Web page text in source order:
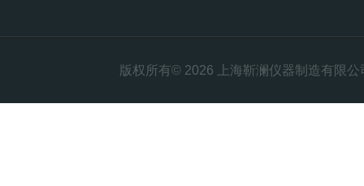
版权所有© 2026 上海靳澜仪器制造有限